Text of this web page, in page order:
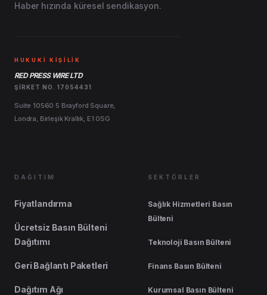
Haber hızında küresel sendikasyon.
HUKUKİ KİŞİLİK
RED PRESS WIRE LTD
ŞIRKET NO. 17054431
Suite 10560 5 Brayford Square,
Londra, Birleşik Krallık, E1 0SG
DAĞITIM
Fiyatlandırma
Ücretsiz Basın Bülteni
Dağıtımı
Geri Bağlantı Paketleri
Dağıtım Ağı
SEKTÖRLER
Sağlık Hizmetleri Basın
Bülteni
Teknoloji Basın Bülteni
Finans Basın Bülteni
Kurumsal Basın Bülteni